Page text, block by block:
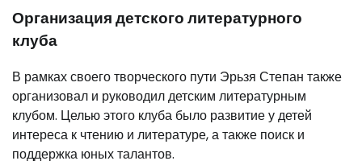
Организация детского литературного
клуба
В рамках своего творческого пути Эрьзя Степан также
организовал и руководил детским литературным
клубом. Целью этого клуба было развитие у детей
интереса к чтению и литературе, а также поиск и
поддержка юных талантов.